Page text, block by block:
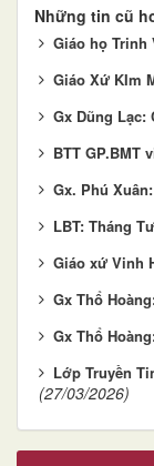
Những tin cũ
Giáo họ Trinh
Giáo Xứ KIm
Gx Dũng Lạc:
BTT GP.BMT
Gx. Phú
LBT: Tháng
Giáo xứ Vinh
Gx Thổ
Gx Thổ
Lớp Truyền
(27/03/2026)